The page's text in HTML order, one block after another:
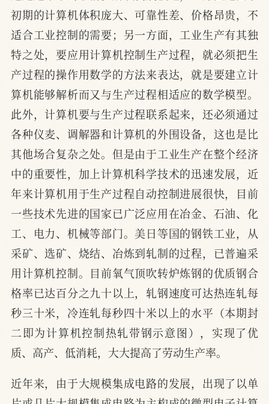
初期的计算机体积庞大、可靠性差、价格昂贵，不
适合工业控制的需要；另一方面，工业生产有其独
特之处，要应用计算机控制生产过程，就必须把生
产过程的操作用数学的方法来表达，就是要建立计
算机能够解析而又与生产过程相适应的数学模型。
此外，计算机要与生产过程联系起来，还必须通过
各种仪麦、调解器和计算机的外围设备，这也是比
其他场合复杂之处。但是由于工业生产在整个经济
中的重要性，加上计算机科学技术的迅速发展，近
年来计算机用于生产过程自动控制进展很快，目前
一些技术先进的国家已广泛应用在冶金、石油、化
工、电力、机械等部门。美日等国的钢铁工业，从
采矿、选矿、烧结、冶炼到轧制的过程，已普遍采
用计算机控制。目前氧气顶吹转炉炼钢的优质钢合
格率已达百分之九十以上，轧钢速度可达热连轧每
秒三十米，冷连轧每秒四十米以上的水平（本期封
二即为计算机控制热轧带钢示意图），实现了优
质、高产、低消耗，大大提高了劳动生产率。
近年来，由于大规模集成电路的发展，出现了以单